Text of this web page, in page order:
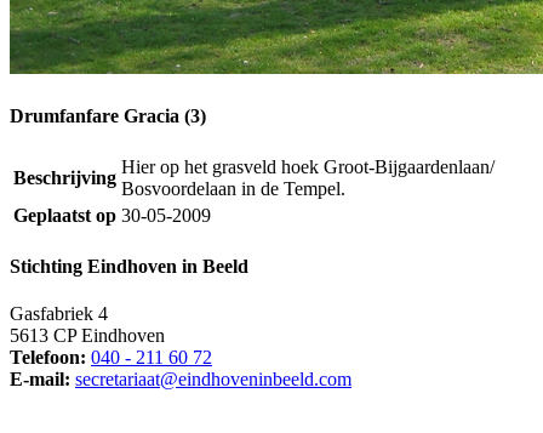
Drumfanfare Gracia (3)
Beschrijving
Hier op het grasveld hoek Groot-Bijgaardenlaan/
Bosvoordelaan in de Tempel.
Geplaatst op 30-05-2009
Stichting Eindhoven in Beeld
Gasfabriek 4
5613 CP Eindhoven
Telefoon: 040 - 211 60 72
E-mail: secretariaat@eindhoveninbeeld.com